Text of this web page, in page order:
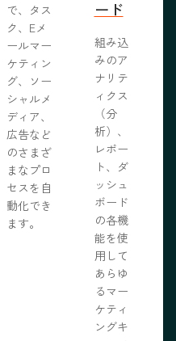
で、タス
ク、Eメ
ールマー
ケティン
グ、ソー
シャルメ
ディア、
広告など
のさまざ
まなプロ
セスを自
動化でき
ます。
ード
組み込
みのア
ナリテ
ィクス
（分
析）、
レポー
ト、ダ
ッシュ
ボード
の各機
能を使
用して
あらゆ
るマー
ケティ
ングキ